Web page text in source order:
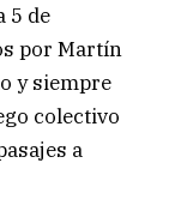
5 de
por Martín
y siempre
colectivo
a